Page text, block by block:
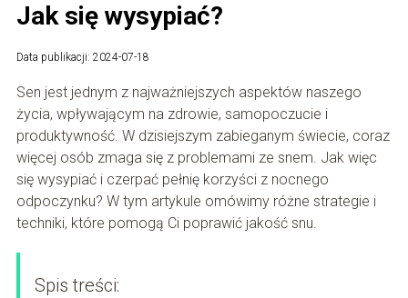
Jak się wysypiać?
Data publikacji: 2024-07-18
Sen jest jednym z najważniejszych aspektów naszego
życia, wpływającym na zdrowie, samopoczucie i
produktywność. W dzisiejszym zabieganym świecie, coraz
więcej osób zmaga się z problemami ze snem. Jak więc
się wysypiać i czerpać pełnię korzyści z nocnego
odpoczynku? W tym artykule omówimy różne strategie i
techniki, które pomogą Ci poprawić jakość snu.
Spis treści: